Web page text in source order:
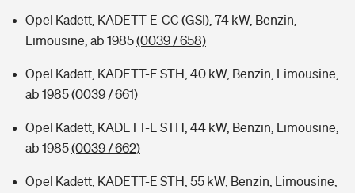
Opel Kadett, KADETT-E-CC (GSI), 74 kW, Benzin,
Limousine, ab 1985(0039 / 658)
Opel Kadett, KADETT-E STH, 40 kW, Benzin, Limousine,
ab 1985(0039 / 661)
Opel Kadett, KADETT-E STH, 44 kW, Benzin, Limousine,
ab 1985(0039 / 662)
Opel Kadett, KADETT-E STH, 55 kW, Benzin, Limousine,